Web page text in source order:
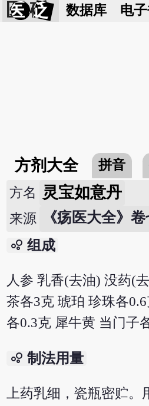
医 砭 数据库 电
方剂大全 拼音
方名 灵宝如意丹
来源 《疡医大全》
bubble_chart 组成
人参 乳香(去油) 没药(
茶各3克 琥珀 珍珠各
各0.3克 犀牛黄 当门子
bubble_chart 制法用量
上药乳细，瓷瓶密贮。